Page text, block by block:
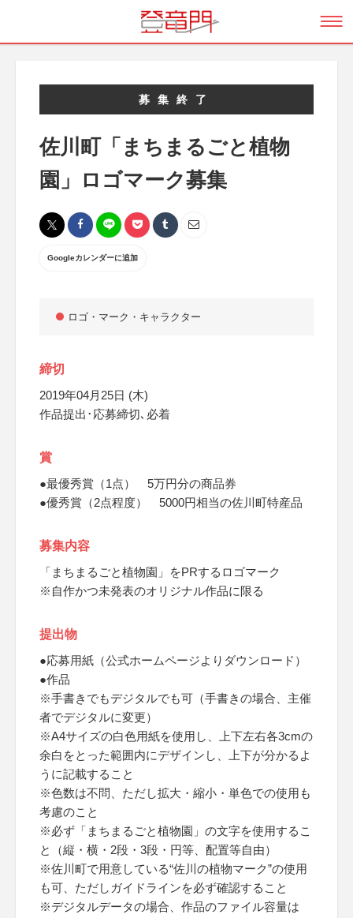
募集終了
佐川町「まちまるごと植物
園」ロゴマーク募集
Googleカレンダーに追加
ロゴ・マーク・キャラクター
締切
2019年04月25日 (木)
作品提出･応募締切､必着
賞
●最優秀賞（1点） 5万円分の商品券
●優秀賞（2点程度） 5000円相当の佐川町特産品
募集内容
「まちまるごと植物園」をPRするロゴマーク
※自作かつ未発表のオリジナル作品に限る
提出物
●応募用紙（公式ホームページよりダウンロード）
●作品
※手書きでもデジタルでも可（手書きの場合、主催
者でデジタルに変更）
※A4サイズの白色用紙を使用し、上下左右各3cmの
余白をとった範囲内にデザインし、上下が分かるよ
うに記載すること
※色数は不問、ただし拡大・縮小・単色での使用も
考慮のこと
※必ず「まちまるごと植物園」の文字を使用するこ
と（縦・横・2段・3段・円等、配置等自由）
※佐川町で用意している“佐川の植物マーク”の使用
も可、ただしガイドラインを必ず確認すること
※デジタルデータの場合、作品のファイル容量は